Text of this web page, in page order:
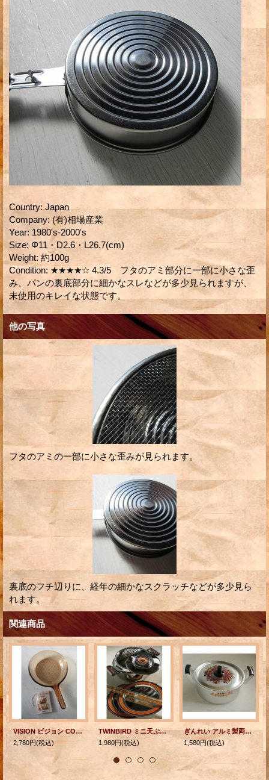
Country: Japan
Company: (有)相場産業
Year: 1980's-2000's
Size: Φ11・D2.6・L26.7(cm)
Weight: 約100g
Condition: ★★★★☆ 4.3/5 フタのアミ部分に一部に小さな歪
み、パンの裏底部分に細かなスレなどが多少見られますが、
未使用のキレイな状態です。
他の写真
フタのアミの一部に小さな歪みが見られます。
裏底のフチ辺りに、経年の細かなスクラッチなどが多少見ら
れます。
関連商品
VISION ビジョン CORNING コーニング社 フライパン フランス
2,780円(税込)
TWINBIRD ミニ天ぷら鍋セット SC-5002 Sunrise Orenge Color
1,980円(税込)
ぎんれい アルミ製両手鍋 花柄 ⌀22 cm
1,580円(税込)